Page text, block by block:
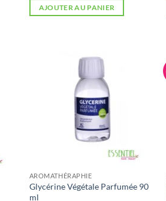
initial
était :
actuel
est :
AJOUTER AU PANIER
AROMATHÉRAPHIE
Glycérine Végétale Parfumée 90
ml